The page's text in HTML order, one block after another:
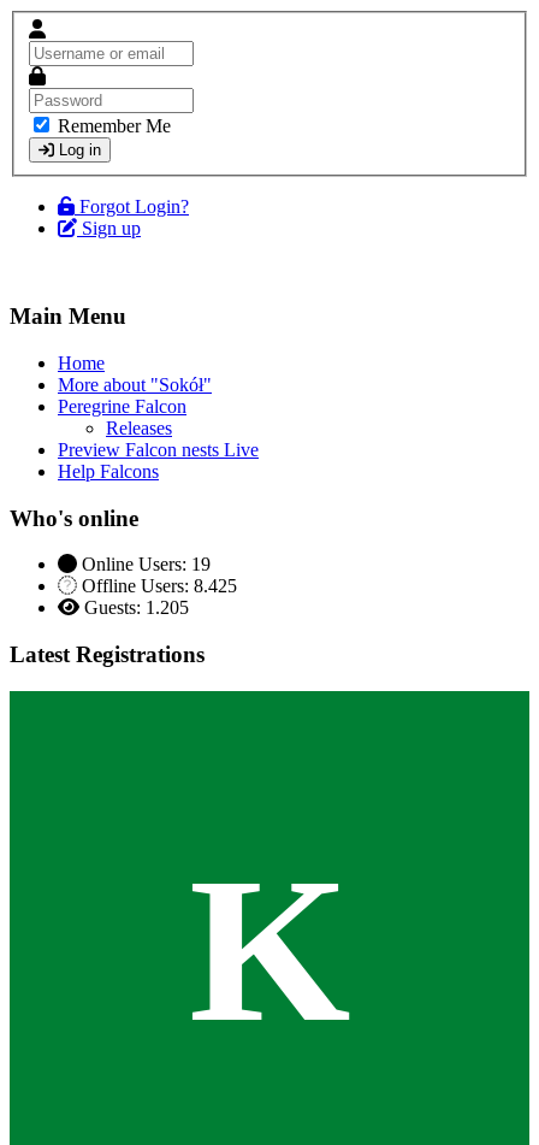
Remember Me
Log in
Forgot Login?
Sign up
Main Menu
Home
More about "Sokół"
Peregrine Falcon
Releases
Preview Falcon nests Live
Help Falcons
Who's online
Online Users: 19
Offline Users: 8.425
Guests: 1.205
Latest Registrations
K